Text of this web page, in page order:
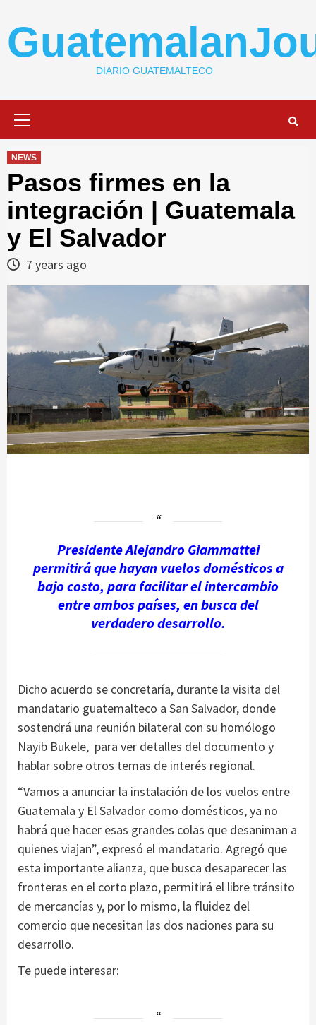
content
DIARIO GUATEMALTECO
NEWS
Pasos firmes en la
integración | Guatemala
y El Salvador
7 years ago
Presidente Alejandro Giammattei
permitirá que hayan vuelos domésticos a
bajo costo, para facilitar el intercambio
entre ambos países, en busca del
verdadero desarrollo.
Dicho acuerdo se concretaría, durante la visita del
mandatario guatemalteco a San Salvador, donde
sostendrá una reunión bilateral con su homólogo
Nayib Bukele, para ver detalles del documento y
hablar sobre otros temas de interés regional.
“Vamos a anunciar la instalación de los vuelos entre
Guatemala y El Salvador como domésticos, ya no
habrá que hacer esas grandes colas que desaniman a
quienes viajan”, expresó el mandatario. Agregó que
esta importante alianza, que busca desaparecer las
fronteras en el corto plazo, permitirá el libre tránsito
de mercancías y, por lo mismo, la fluidez del
comercio que necesitan las dos naciones para su
desarrollo.
Te puede interesar: